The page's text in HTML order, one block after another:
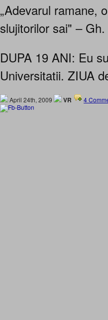
„Adevarul ramane,
slujitorilor sai" –
DUPA 19 ANI: Eu
Universitatii. ZIUA
April 24th, 2009 VR 4